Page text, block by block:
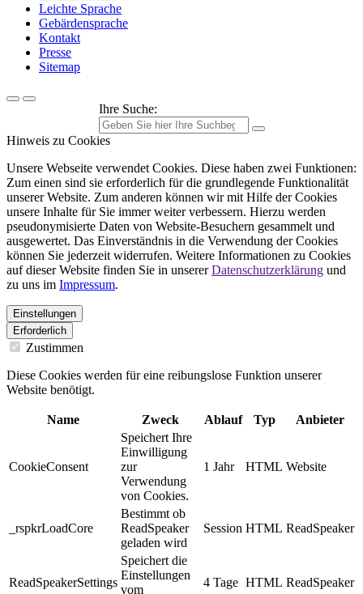
Leichte Sprache
Gebärdensprache
Kontakt
Presse
Sitemap
Ihre Suche:
Hinweis zu Cookies
Unsere Webseite verwendet Cookies. Diese haben zwei Funktionen:
Zum einen sind sie erforderlich für die grundlegende Funktionalität
unserer Website. Zum anderen können wir mit Hilfe der Cookies
unsere Inhalte für Sie immer weiter verbessern. Hierzu werden
pseudonymisierte Daten von Website-Besuchern gesammelt und
ausgewertet. Das Einverständnis in die Verwendung der Cookies
können Sie jederzeit widerrufen. Weitere Informationen zu Cookies
auf dieser Website finden Sie in unsererDatenschutzerklärung und
zu uns im Impressum.
Einstellungen
Erforderlich
Zustimmen
Diese Cookies werden für eine reibungslose Funktion unserer
Website benötigt.
Name Zweck Ablauf Typ Anbieter
CookieConsent
Speichert Ihre
Einwilligung
zur
Verwendung
von Cookies.
1 Jahr HTML Website
_rspkrLoadCore
Bestimmt ob
ReadSpeaker
geladen wird
Session HTML ReadSpeaker
ReadSpeakerSettings
Speichert die
Einstellungen
vom
4 Tage HTML ReadSpeaker